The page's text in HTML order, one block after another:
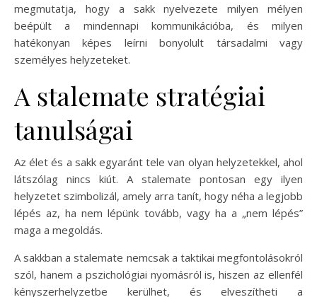
megmutatja, hogy a sakk nyelvezete milyen mélyen
beépült a mindennapi kommunikációba, és milyen
hatékonyan képes leírni bonyolult társadalmi vagy
személyes helyzeteket.
A stalemate stratégiai
tanulságai
Az élet és a sakk egyaránt tele van olyan helyzetekkel, ahol
látszólag nincs kiút. A stalemate pontosan egy ilyen
helyzetet szimbolizál, amely arra tanít, hogy néha a legjobb
lépés az, ha nem lépünk tovább, vagy ha a „nem lépés”
maga a megoldás.
A sakkban a stalemate nemcsak a taktikai megfontolásokról
szól, hanem a pszichológiai nyomásról is, hiszen az ellenfél
kényszerhelyzetbe kerülhet, és elveszítheti a